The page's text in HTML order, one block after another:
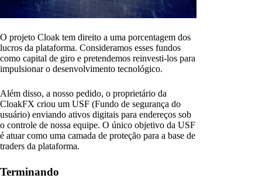
O projeto Cloak tem direito a uma porcentagem dos
lucros da plataforma. Consideramos esses fundos
como capital de giro e pretendemos reinvesti-los para
impulsionar o desenvolvimento tecnológico.
Além disso, a nosso pedido, o proprietário da
CloakFX criou um USF (Fundo de segurança do
usuário) enviando ativos digitais para endereços sob
o controle de nossa equipe. O único objetivo da USF
é atuar como uma camada de proteção para a base de
traders da plataforma.
Terminando